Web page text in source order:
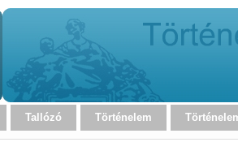
Tallózó Történelem